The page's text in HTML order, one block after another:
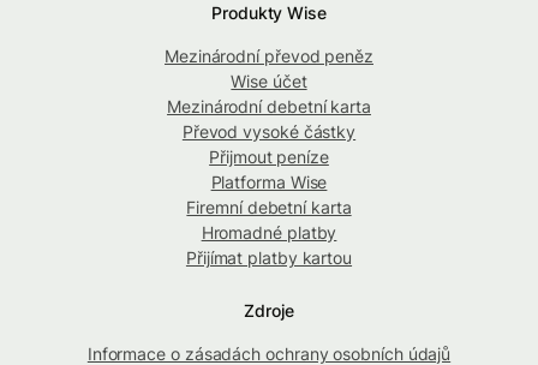
Produkty Wise
Mezinárodní převod peněz
Wise účet
Mezinárodní debetní karta
Převod vysoké částky
Přijmout peníze
Platforma Wise
Firemní debetní karta
Hromadné platby
Přijímat platby kartou
Zdroje
Informace o zásadách ochrany osobních údajů